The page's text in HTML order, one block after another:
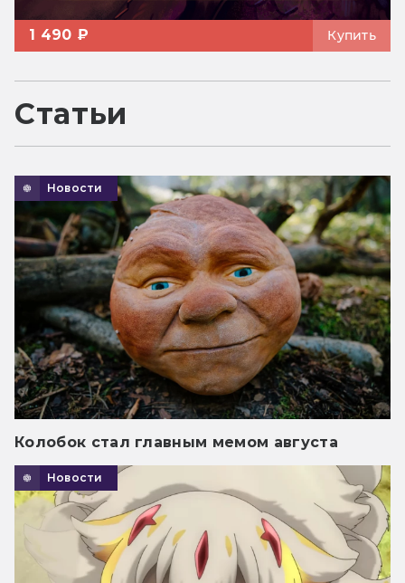
1 490 ₽ Купить
Статьи
Новости
Колобок стал главным мемом августа
Новости